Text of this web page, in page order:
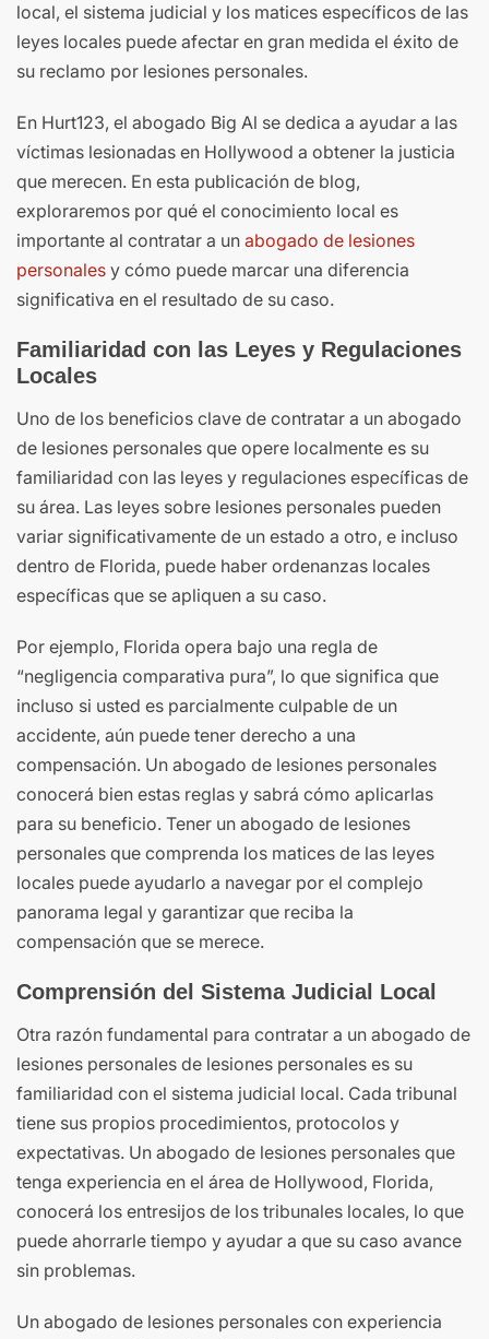
local, el sistema judicial y los matices específicos de las
leyes locales puede afectar en gran medida el éxito de
su reclamo por lesiones personales.
En Hurt123, el abogado Big Al se dedica a ayudar a las
víctimas lesionadas en Hollywood a obtener la justicia
que merecen. En esta publicación de blog,
exploraremos por qué el conocimiento local es
importante al contratar a un abogado de lesiones
personales y cómo puede marcar una diferencia
significativa en el resultado de su caso.
Familiaridad con las Leyes y Regulaciones
Locales
Uno de los beneficios clave de contratar a un abogado
de lesiones personales que opere localmente es su
familiaridad con las leyes y regulaciones específicas de
su área. Las leyes sobre lesiones personales pueden
variar significativamente de un estado a otro, e incluso
dentro de Florida, puede haber ordenanzas locales
específicas que se apliquen a su caso.
Por ejemplo, Florida opera bajo una regla de
“negligencia comparativa pura”, lo que significa que
incluso si usted es parcialmente culpable de un
accidente, aún puede tener derecho a una
compensación. Un abogado de lesiones personales
conocerá bien estas reglas y sabrá cómo aplicarlas
para su beneficio. Tener un abogado de lesiones
personales que comprenda los matices de las leyes
locales puede ayudarlo a navegar por el complejo
panorama legal y garantizar que reciba la
compensación que se merece.
Comprensión del Sistema Judicial Local
Otra razón fundamental para contratar a un abogado de
lesiones personales de lesiones personales es su
familiaridad con el sistema judicial local. Cada tribunal
tiene sus propios procedimientos, protocolos y
expectativas. Un abogado de lesiones personales que
tenga experiencia en el área de Hollywood, Florida,
conocerá los entresijos de los tribunales locales, lo que
puede ahorrarle tiempo y ayudar a que su caso avance
sin problemas.
Un abogado de lesiones personales con experiencia